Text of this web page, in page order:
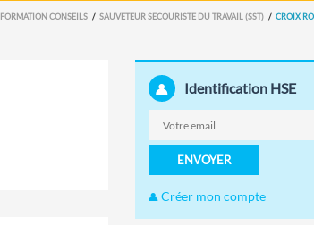
FORMATION CONSEILS SAUVETEUR SECOURISTE DU TRAVAIL (SST) CROIX
Identification HSE
ENVOYER
Créer mon compte